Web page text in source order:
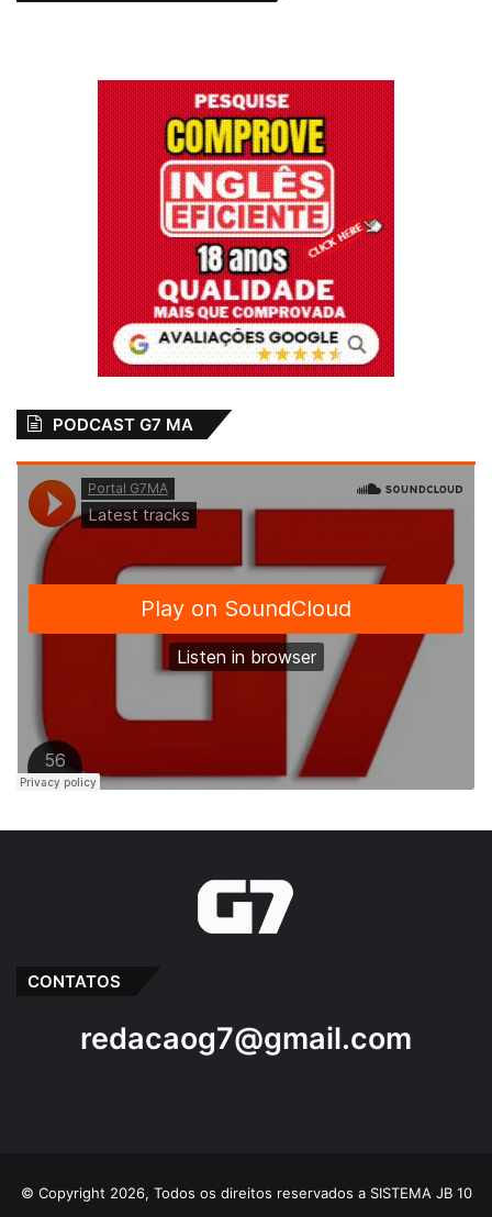
PODCAST G7 MA
CONTATOS
redacaog7@gmail.com
© Copyright 2026, Todos os direitos reservados a SISTEMA JB 10